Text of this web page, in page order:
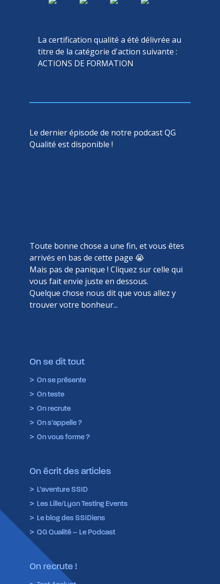
La certification qualité a été délivrée au
titre de la catégorie d'action suivante :
ACTIONS DE FORMATION
Le dernier épisode de notre podcast QG
Qualité est disponible !
Toute bonne chose a une fin, et vous êtes
arrivés en bas de cette page 😭
Mais pas de panique ! Cliquez sur celle qui
vous fait envie juste en dessous.
Quelque chose nous dit que vous allez y
trouver votre bonheur...
On se dit tout
On se présente
On teste
On recrute
On s’appelle ?
On vous forme ?
On écrit des articles
L’aventure SSID
Les Lille/Lyon Testing Events
Le blog des SSIDiens
QG Qualité – Le Podcast
On recrute !